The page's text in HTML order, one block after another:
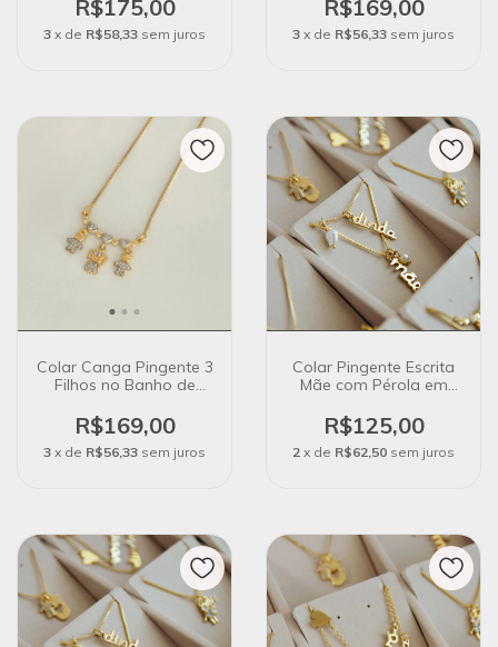
R$175,00
3 x de R$58,33 sem juros
R$169,00
3 x de R$56,33 sem juros
Colar Canga Pingente 3
Filhos no Banho de
R$169,00
3 x de R$56,33 sem juros
Colar Pingente Escrita
Mãe com Pérola em
R$125,00
2 x de R$62,50 sem juros